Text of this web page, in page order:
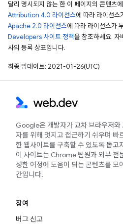
달리 명시되지 않는 한 이 페이지의 콘텐츠
Attribution 4.0 라이선스에 따라 라이선스
Apache 2.0 라이선스에 따라 라이선스가
Developers 사이트 정책을 참조하세요.
사의 등록 상표입니다.
최종 업데이트: 2021-01-26(UTC)
Google은 개발자가 교차 브라우저와
자를 위해 멋지고 접근하기 쉬우며 빠
한 웹사이트를 구축할 수 있도록 돕고
이 사이트는 Chrome 팀원과 외부 전
성한 여정에 도움이 되는 콘텐츠를 모
간입니다.
참여
버그 신고